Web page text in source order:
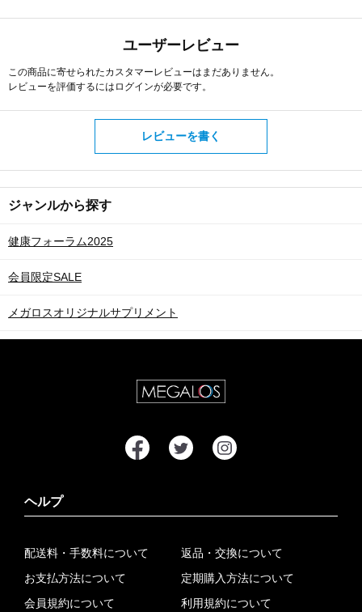
ユーザーレビュー
この商品に寄せられたカスタマーレビューはまだありません。
レビューを評価するには ログインが必要です。
レビューを書く
ジャンルから探す
健康フォーラム2025
会員限定SALE
メガロスオリジナルサプリメント
ヘルプ
配送料・手数料について
お支払方法について
会員規約について
返品・交換について
定期購入方法について
利用規約について